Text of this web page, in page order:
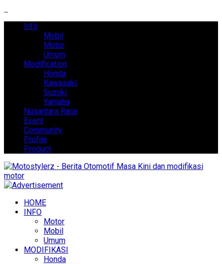
Info
Mobil
Motor
Umum
Modification
Honda
Kawasaki
Suzuki
Yamaha
Nusantara Race
Event
Community
Profile
Product
HOME
INFO
Motor
Mobil
Umum
MODIFIKASI
Honda